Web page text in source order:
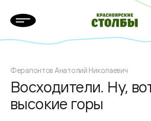
Ферапонтов Анатолий Николаевич
Восходители. Ну,
высокие горы